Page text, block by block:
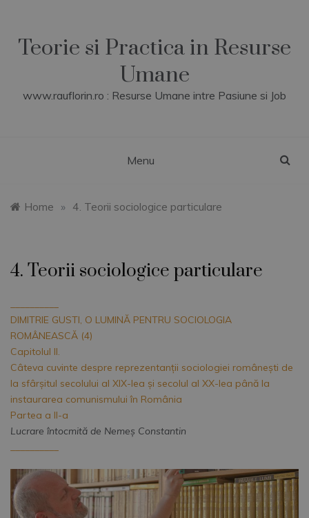
contentTeorie si Practica in Resurse
Umane
www.rauflorin.ro : Resurse Umane intre Pasiune si Job
Menu
Home » 4. Teorii sociologice particulare
4. Teorii sociologice particulare
DIMITRIE GUSTI, O LUMINĂ PENTRU SOCIOLOGIA
ROMÂNEASCĂ (4)
Capitolul II.
Câteva cuvinte despre reprezentanții sociologiei românești de
la sfârșitul secolului al XIX-lea şi secolul al XX-lea până la
instaurarea comunismului în România
Partea a II-a
Lucrare întocmită de Nemeş Constantin